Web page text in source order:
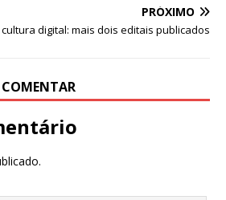
PRÓXIMO
digital: mais dois editais publicados
COMENTAR